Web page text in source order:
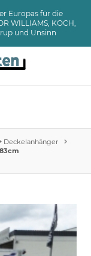
Europas für die
WILLIAMS, KOCH,
und Unsinn
Deckelanhänger